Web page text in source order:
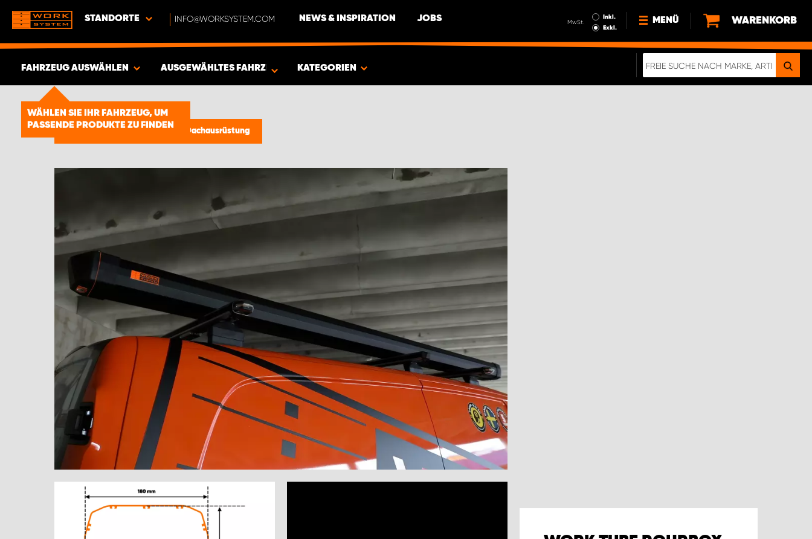
STANDORTE INFO@WORKSYSTEM.COM NEWS & INSPIRATION JOBS MwSt.
Inkl.
Exkl.
MENÜ
NEWS
WARENKORB
FAHRZEUG AUSWÄHLEN
WÄHLEN SIE IHR FAHRZEUG, UM
PASSENDE PRODUKTE ZU FINDEN
ERGEBNISSE ANZEIGEN -1850
ARTIKEL
AUSGEWÄHLTES FAHRZEUG KATEGORIEN
Zubehör für Dachausrüstung